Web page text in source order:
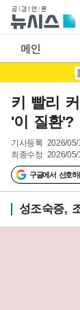
메인
키 빨리
'이 질환'?
기사등록 2026/
최종수정 2026/
구글에서 선호
성조숙증,